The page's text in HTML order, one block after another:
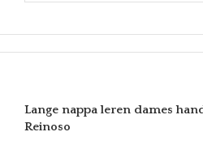
Lange nappa leren dames
Reinoso